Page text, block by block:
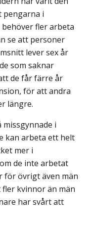
pengarna i
fler arbeta
se att personer
lever sex år
som saknar
de får färre år
för att andra
längre.
i
kan arbeta ett helt
mer i
de inte arbetat
för övrigt även män
kvinnor än män
har svårt att